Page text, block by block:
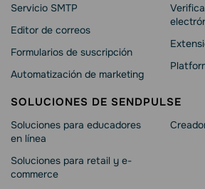
Servicio SMTP
Editor de correos
Formularios de suscripción
Automatización de marketing
SOLUCIONES DE SENDPULSE
Soluciones para educadores
en línea
Soluciones para retail y e-
commerce